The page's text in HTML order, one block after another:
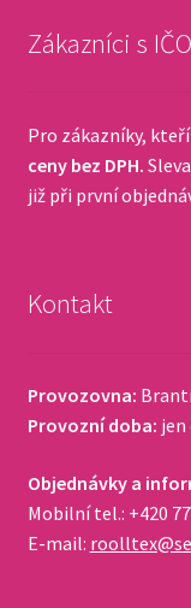
Zákazníci s IČO
Pro zákazníky,
ceny bez DPH.
již při první
Kontakt
Provozovna:
Provozní doba:
Objednávky a
Mobilní tel.: +420
E-mail: